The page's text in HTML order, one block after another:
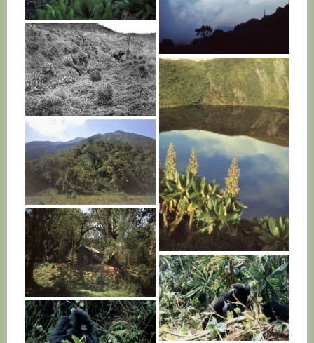
RWANDA
RWANDA
RWANDA
RWANDA
RWANDA
RWANDA